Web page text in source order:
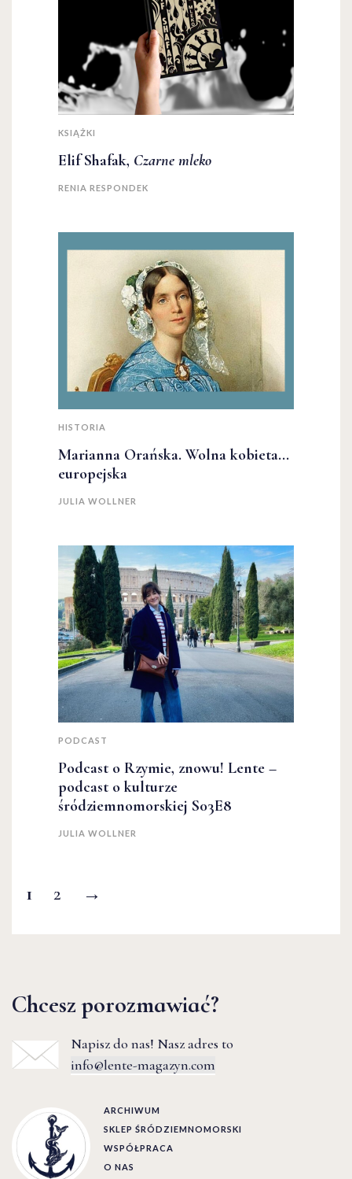
KSIĄŻKI
Elif Shafak, Czarne mleko
RENIA RESPONDEK
HISTORIA
Marianna Orańska. Wolna kobieta...
europejska
JULIA WOLLNER
PODCAST
Podcast o Rzymie, znowu! Lente –
podcast o kulturze
śródziemnomorskiej S03E8
JULIA WOLLNER
1 2 →
Chcesz porozmawiać?
Napisz do nas! Nasz adres to
info@lente-magazyn.com
ARCHIWUM
SKLEP ŚRÓDZIEMNOMORSKI
WSPÓŁPRACA
O NAS